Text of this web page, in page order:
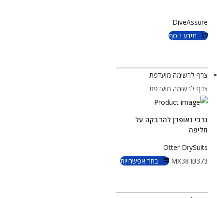
DiveAssure
מידע נוסף
צרף לרשימה מועדפת
צרף לרשימה מועדפת
גרבי נאופרן להדבקה על
חליפה
Otter DrySuits
MX38 ₪373 בחר אפשרויות